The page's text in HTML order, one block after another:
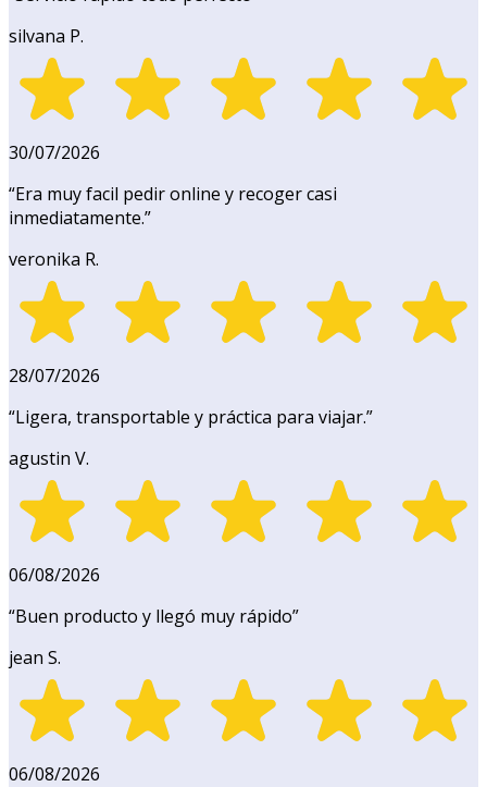
silvana P.
30/07/2026
“Era muy facil pedir online y recoger casi
inmediatamente.”
veronika R.
28/07/2026
“Ligera, transportable y práctica para viajar.”
agustin V.
06/08/2026
“Buen producto y llegó muy rápido”
jean S.
06/08/2026